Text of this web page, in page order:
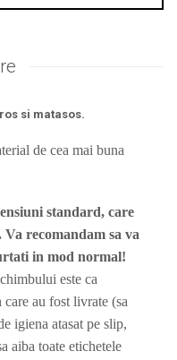
si matasos.
de cea mai buna
standard, care
recomandam sa va
in mod normal!
este ca
care au fost livrate (sa
igiena atasat pe slip,
aiba toate etichetele